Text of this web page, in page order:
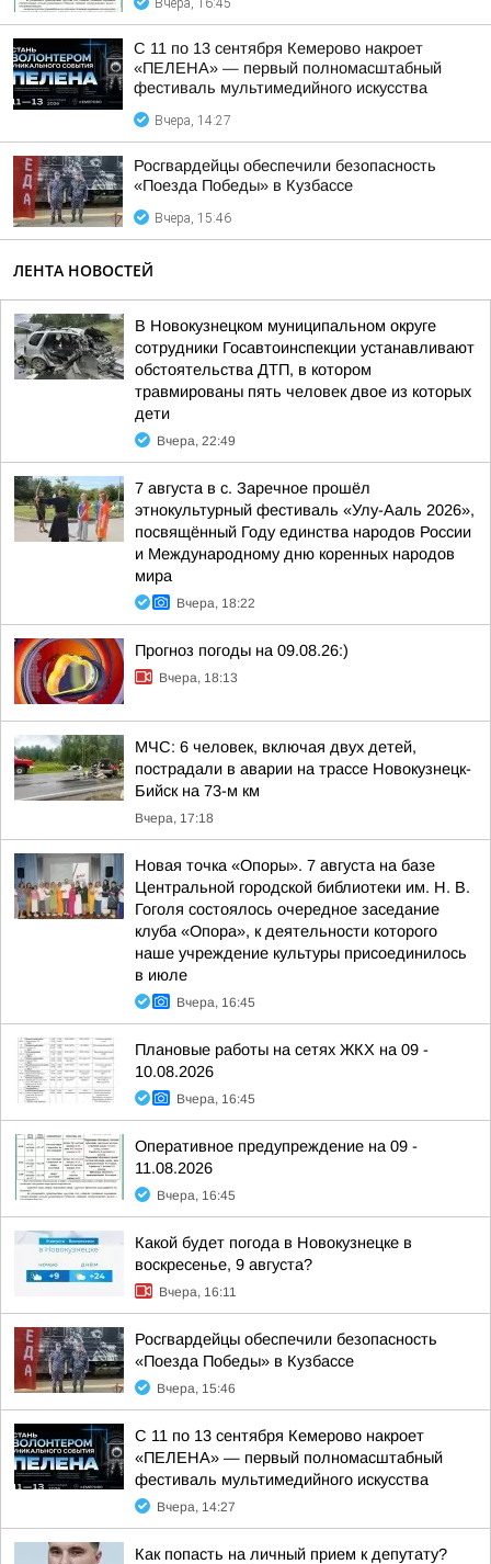
Вчера, 16:45
С 11 по 13 сентября Кемерово накроет
«ПЕЛЕНА» — первый полномасштабный
фестиваль мультимедийного искусства
Вчера, 14:27
Росгвардейцы обеспечили безопасность
«Поезда Победы» в Кузбассе
Вчера, 15:46
ЛЕНТА НОВОСТЕЙ
В Новокузнецком муниципальном округе
сотрудники Госавтоинспекции устанавливают
обстоятельства ДТП, в котором
травмированы пять человек двое из которых
дети
Вчера, 22:49
7 августа в с. Заречное прошёл
этнокультурный фестиваль «Улу-Ааль 2026»,
посвящённый Году единства народов России
и Международному дню коренных народов
мира
Вчера, 18:22
Прогноз погоды на 09.08.26:)
Вчера, 18:13
МЧС: 6 человек, включая двух детей,
пострадали в аварии на трассе Новокузнецк-
Бийск на 73-м км
Вчера, 17:18
Новая точка «Опоры». 7 августа на базе
Центральной городской библиотеки им. Н. В.
Гоголя состоялось очередное заседание
клуба «Опора», к деятельности которого
наше учреждение культуры присоединилось
в июле
Вчера, 16:45
Плановые работы на сетях ЖКХ на 09 -
10.08.2026
Вчера, 16:45
Оперативное предупреждение на 09 -
11.08.2026
Вчера, 16:45
Какой будет погода в Новокузнецке в
воскресенье, 9 августа?
Вчера, 16:11
Росгвардейцы обеспечили безопасность
«Поезда Победы» в Кузбассе
Вчера, 15:46
С 11 по 13 сентября Кемерово накроет
«ПЕЛЕНА» — первый полномасштабный
фестиваль мультимедийного искусства
Вчера, 14:27
Как попасть на личный прием к депутату?